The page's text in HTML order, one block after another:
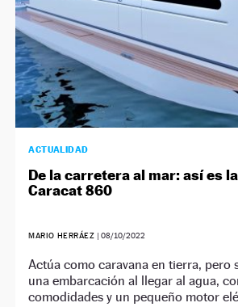
ACTUALIDAD
De la carretera al mar: así es
Caracat 860
MARIO HERRÁEZ | 08/10/2022
Actúa como caravana en tierra, pero
una embarcación al llegar al agua,
comodidades y un pequeño motor